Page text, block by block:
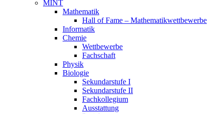
MINT
Mathematik
Hall of Fame – Mathematikwettbewerbe
Informatik
Chemie
Wettbewerbe
Fachschaft
Physik
Biologie
Sekundarstufe I
Sekundarstufe II
Fachkollegium
Ausstattung